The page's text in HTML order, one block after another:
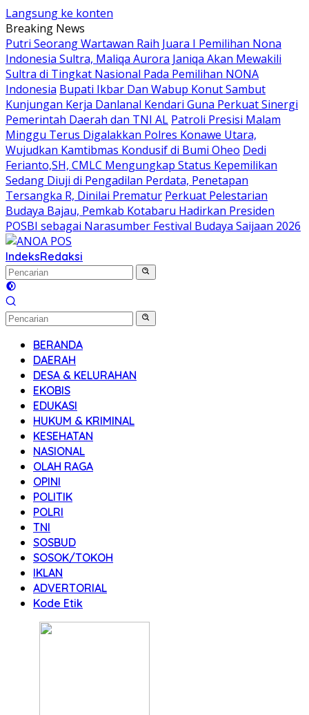
Langsung ke konten
Breaking News
Putri Seorang Wartawan ‎Raih Juara I Pemilihan Nona
Indonesia Sultra, Maliqa Aurora Janiqa Akan Mewakili
Sultra di Tingkat Nasional Pada Pemilihan NONA
Indonesia Bupati Ikbar Dan Wabup Konut Sambut
Kunjungan Kerja Danlanal Kendari Guna Perkuat Sinergi
Pemerintah Daerah dan TNI AL Patroli Presisi Malam
Minggu Terus Digalakkan Polres Konawe Utara,
Wujudkan Kamtibmas Kondusif di Bumi Oheo Dedi
Ferianto,SH, CMLC Mengungkap Status Kepemilikan
Sedang Diuji di Pengadilan Perdata, Penetapan
Tersangka R, Dinilai Prematur Perkuat Pelestarian
Budaya Bajau, Pemkab Kotabaru Hadirkan Presiden
POSBI sebagai Narasumber Festival Budaya Saijaan 2026
IndeksRedaksi
BERANDA
DAERAH
DESA & KELURAHAN
EKOBIS
EDUKASI
HUKUM & KRIMINAL
KESEHATAN
NASIONAL
OLAH RAGA
OPINI
POLITIK
POLRI
TNI
SOSBUD
SOSOK/TOKOH
IKLAN
ADVERTORIAL
Kode Etik